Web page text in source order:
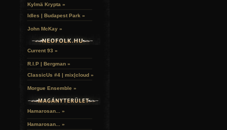
Kylmä Krypta »
Idles | Budapest Park »
John McKay »
Current 93 »
R.I.P | Bergman »
ClassicUs #4 | mix|cloud »
Morgue Ensemble »
Hamarosan... »
Hamarosan... »